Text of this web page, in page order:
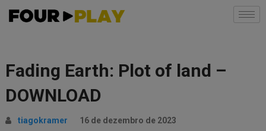
Fading Earth: Plot of land –
DOWNLOAD
tiagokramer 16 de dezembro de 2023